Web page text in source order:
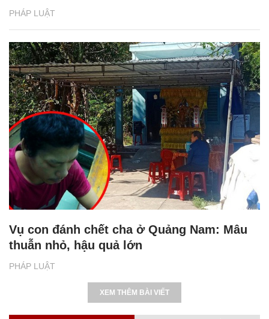
PHÁP LUẬT
PHÁP LUẬT
Vụ con đánh chết cha ở Quảng Nam: Mâu
thuẫn nhỏ, hậu quả lớn
XEM THÊM BÀI VIẾT